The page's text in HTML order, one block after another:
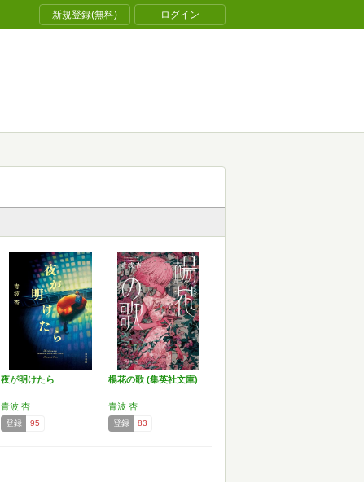
新規登録(無料) ログイン
夜が明けたら
青波 杏
登録 95
楊花の歌 (集英社文庫)
青波 杏
登録 83